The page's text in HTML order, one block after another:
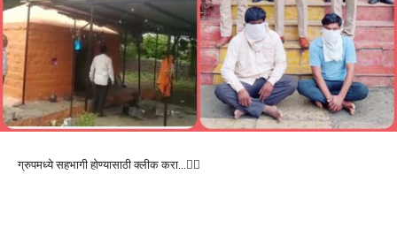
ग्रुपमध्ये सहभागी होण्यासाठी क्लीक करा…👆🏻